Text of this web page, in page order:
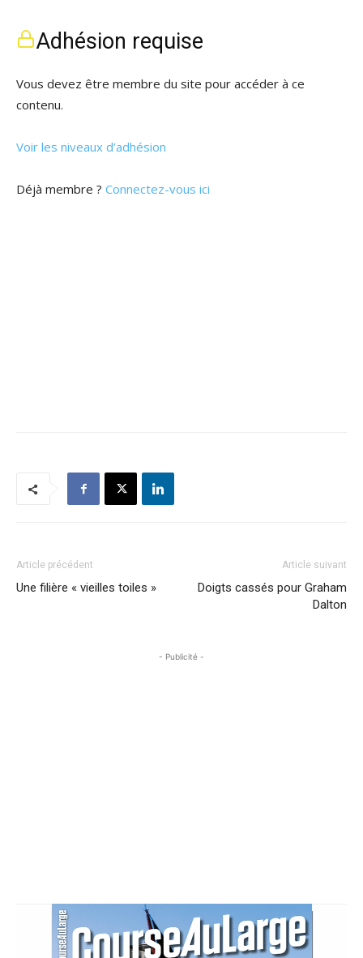
Adhésion requise
Vous devez être membre du site pour accéder à ce
contenu.
Voir les niveaux d’adhésion
Déjà membre ? Connectez-vous ici
Article précédent
Une filière « vieilles toiles »
Article suivant
Doigts cassés pour Graham
Dalton
- Publicité -